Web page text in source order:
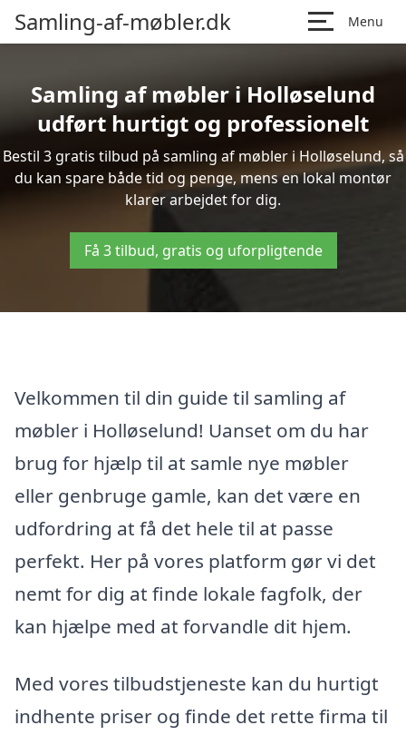
Samling-af-møbler.dk Menu
Samling af møbler i Holløselund
udført hurtigt og professionelt
Bestil 3 gratis tilbud på samling af møbler i Holløselund, så
du kan spare både tid og penge, mens en lokal montør
klarer arbejdet for dig.
Få 3 tilbud, gratis og uforpligtende
Velkommen til din guide til samling af
møbler i Holløselund! Uanset om du har
brug for hjælp til at samle nye møbler
eller genbruge gamle, kan det være en
udfordring at få det hele til at passe
perfekt. Her på vores platform gør vi det
nemt for dig at finde lokale fagfolk, der
kan hjælpe med at forvandle dit hjem.
Med vores tilbudstjeneste kan du hurtigt
indhente priser og finde det rette firma til